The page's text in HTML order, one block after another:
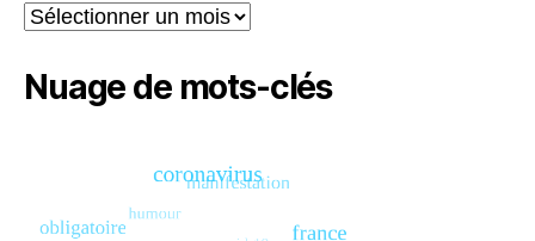
Archives
Nuage de mots-clés